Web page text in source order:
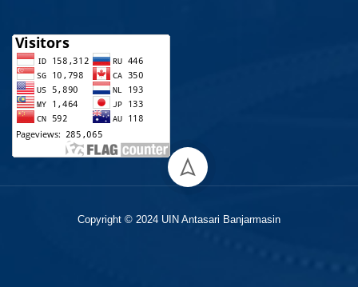
Copyright © 2024 UIN Antasari Banjarmasin